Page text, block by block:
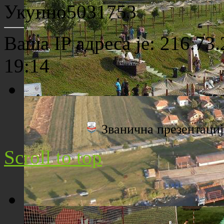
Плажа "Топољар" - Поглед са торња
Плажа "Топољар" - Поглед из ваздуха
Укупно5031753
Ваша IP адреса је:
19:14
Званична
Scroll to top